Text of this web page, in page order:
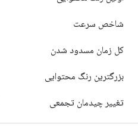
شاخص سرعت
کل زمان مسدود شدن
بزرگترین رنگ محتوایی
تغییر چیدمان تجمعی